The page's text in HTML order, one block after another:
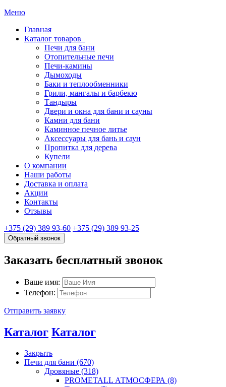
Меню
Главная
Каталог товаров
Печи для бани
Отопительные печи
Печи-камины
Дымоходы
Баки и теплообменники
Грили, мангалы и барбекю
Тандыры
Двери и окна для бани и сауны
Камни для бани
Каминное печное литье
Аксессуары для бань и саун
Пропитка для дерева
Купели
О компании
Наши работы
Доставка и оплата
Акции
Контакты
Отзывы
+375 (29) 389 93-60 +375 (29) 389 93-25
Обратный звонок
Заказать бесплатный звонок
Ваше имя:
Телефон:
Отправить заявку
Каталог Каталог
Закрыть
Печи для бани (670)
Дровяные (318)
PROMETALL АТМОСФЕРА (8)